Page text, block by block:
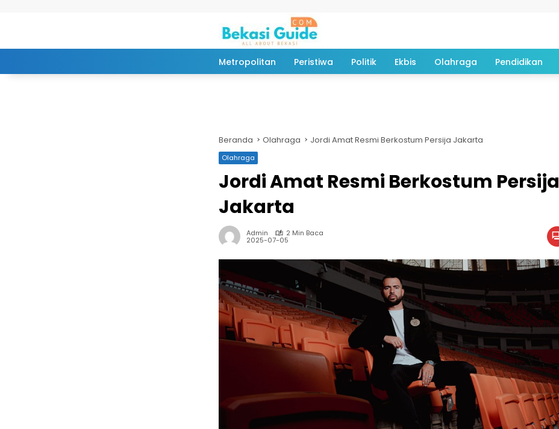
Metropolitan Peristiwa Politik Ekbis Olahraga Pendidikan
Beranda Olahraga Jordi Amat Resmi Berkostum Persija Jakarta
Olahraga
Jordi Amat Resmi Berkostum Persija
Jakarta
Admin 2 Min Baca
2025-07-05